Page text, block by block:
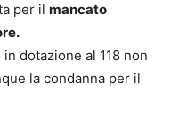
per il mancato
in dotazione al 118 non
la condanna per il